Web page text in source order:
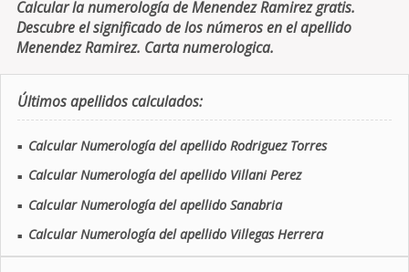
Calcular la numerología de Menendez Ramirez gratis.
Descubre el significado de los números en el apellido
Menendez Ramirez. Carta numerologica.
Últimos apellidos calculados:
■ Calcular Numerología del apellido Rodriguez Torres
■ Calcular Numerología del apellido Villani Perez
■ Calcular Numerología del apellido Sanabria
■ Calcular Numerología del apellido Villegas Herrera